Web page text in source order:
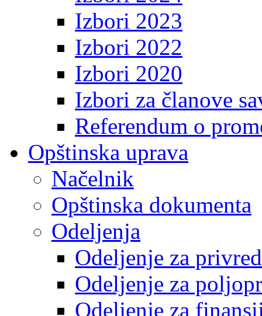
Izbori 2023
Izbori 2022
Izbori 2020
Izbori za članove
Referendum o
Opštinska uprava
Načelnik
Opštinska dokumenta
Odeljenja
Odeljenje za
Odeljenje za
Odeljenje za